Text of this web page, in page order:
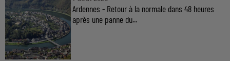
Ardennes - Retour à la normale dans 48 heures
après une panne du...